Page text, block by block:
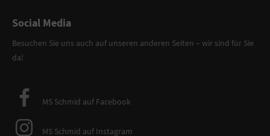
Social Media
Besuchen Sie uns auch auf unseren anderen Seiten – wir sind für Sie
da!
MS Schmid auf Facebook
MS Schmid auf Instagram